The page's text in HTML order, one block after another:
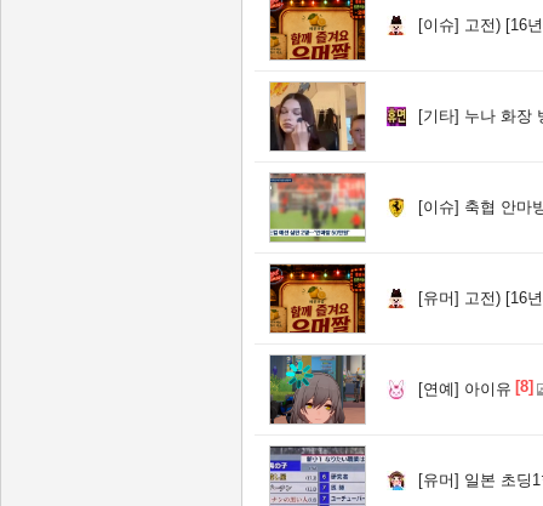
[이슈] 고전) [16
[기타] 누나 화장
[이슈] 축협 안마
[유머] 고전) [16
[연예] 아이유 [8]
[유머] 일본 초딩